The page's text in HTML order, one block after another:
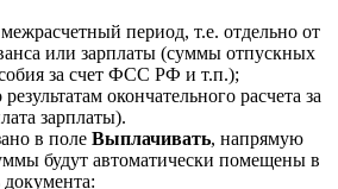
период, т.е. отдельно от
или зарплаты (суммы отпускных
за счет ФСС РФ и т.п.);
окончательного расчета за
зарплаты).
в поле Выплачивать, напрямую
будут автоматически помещены в